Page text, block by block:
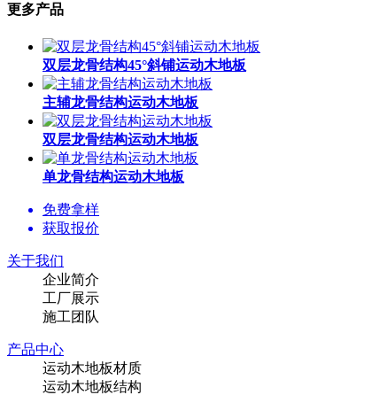
更多产品
双层龙骨结构45°斜铺运动木地板
主辅龙骨结构运动木地板
双层龙骨结构运动木地板
单龙骨结构运动木地板
免费拿样
获取报价
关于我们
企业简介
工厂展示
施工团队
产品中心
运动木地板材质
运动木地板结构